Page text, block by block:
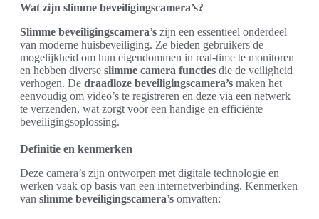
Wat zijn slimme beveiligingscamera’s?
Slimme beveiligingscamera’s zijn een essentieel onderdeel
van moderne huisbeveiliging. Ze bieden gebruikers de
mogelijkheid om hun eigendommen in real-time te monitoren
en hebben diverse slimme camera functies die de veiligheid
verhogen. De draadloze beveiligingscamera’s maken het
eenvoudig om video’s te registreren en deze via een netwerk
te verzenden, wat zorgt voor een handige en efficiënte
beveiligingsoplossing.
Definitie en kenmerken
Deze camera’s zijn ontworpen met digitale technologie en
werken vaak op basis van een internetverbinding. Kenmerken
van slimme beveiligingscamera’s omvatten: